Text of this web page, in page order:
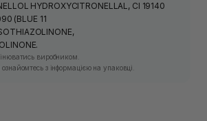
HYDROXYCITRONELLAL, CI 19140
(BLUE 11
виробником.
з інформацією на упаковці.